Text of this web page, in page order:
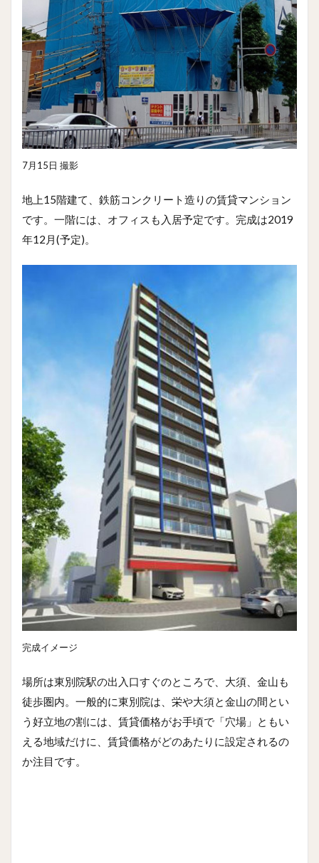
7月15日 撮影
地上15階建て、鉄筋コンクリート造りの賃貸マンション
です。一階には、オフィスも入居予定です。完成は2019
年12月(予定)。
完成イメージ
場所は東別院駅の出入口すぐのところで、大須、金山も
徒歩圏内。一般的に東別院は、栄や大須と金山の間とい
う好立地の割には、賃貸価格がお手頃で「穴場」ともい
える地域だけに、賃貸価格がどのあたりに設定されるの
か注目です。